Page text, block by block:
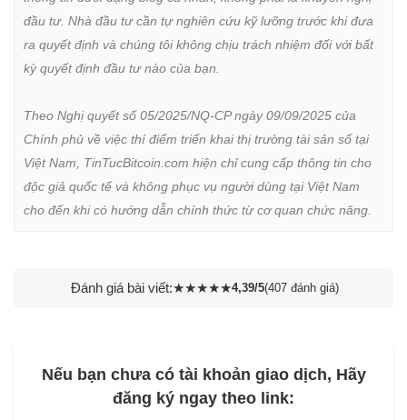
đầu tư. Nhà đầu tư cần tự nghiên cứu kỹ lưỡng trước khi đưa
ra quyết định và chúng tôi không chịu trách nhiệm đối với bất
kỳ quyết định đầu tư nào của bạn.
Theo Nghị quyết số 05/2025/NQ-CP ngày 09/09/2025 của
Chính phủ về việc thí điểm triển khai thị trường tài sản số tại
Việt Nam, TinTucBitcoin.com hiện chỉ cung cấp thông tin cho
độc giả quốc tế và không phục vụ người dùng tại Việt Nam
cho đến khi có hướng dẫn chính thức từ cơ quan chức năng.
Đánh giá bài viết:★★★★★4,39/5(407 đánh giá)
Nếu bạn chưa có tài khoản giao dịch, Hãy
đăng ký ngay theo link: